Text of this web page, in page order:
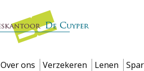
Over ons Verzekeren Lenen